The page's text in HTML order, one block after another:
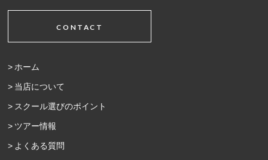
CONTACT
ホーム
当店について
スクール選びのポイント
ツアー情報
よくある質問